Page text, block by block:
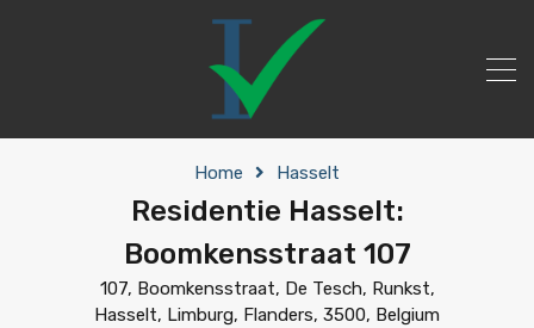
Home Hasselt
Residentie Hasselt:
Boomkensstraat 107
107, Boomkensstraat, De Tesch, Runkst,
Hasselt, Limburg, Flanders, 3500, Belgium